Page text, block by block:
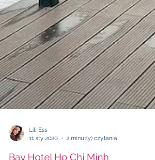
11 sty 2020
2 minut(y) czytania